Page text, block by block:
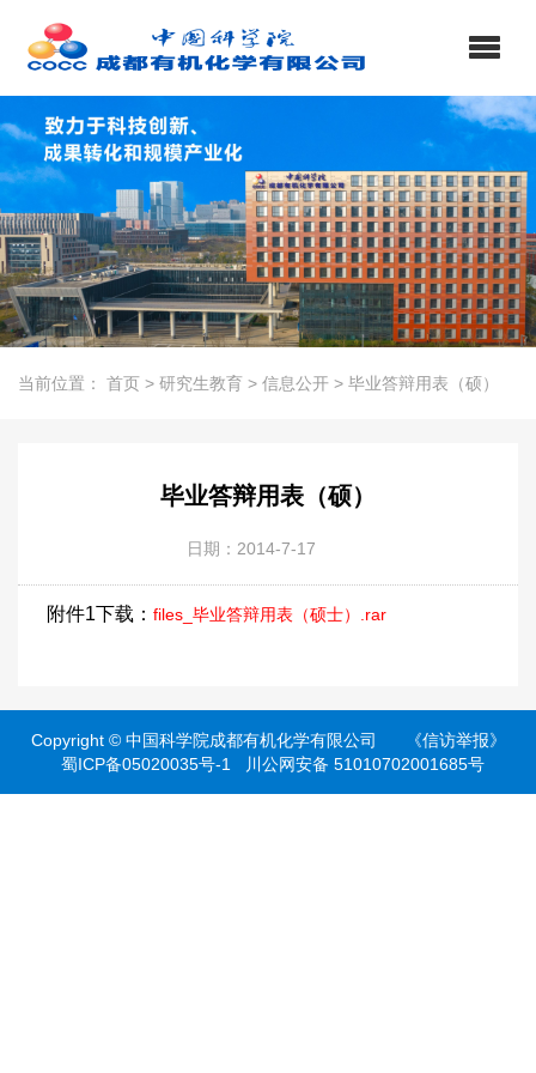
当前位置： 首页 > 研究生教育 > 信息公开 > 毕业答辩用表（硕）
毕业答辩用表（硕）
日期：2014-7-17
附件1下载： files_毕业答辩用表（硕士）.rar
Copyright © 中国科学院成都有机化学有限公司
《信访举报》
蜀ICP备05020035号-1
川公网安备 51010702001685号